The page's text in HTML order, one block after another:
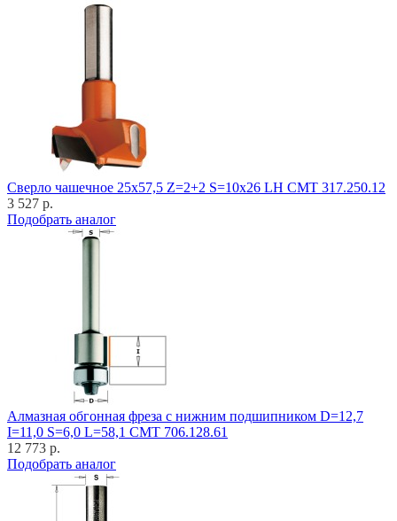
Cверло чашечное 25x57,5 Z=2+2 S=10x26 LH CMT 317.250.12
3 527 р.
Подобрать аналог
Алмазная обгонная фреза с нижним подшипником D=12,7
I=11,0 S=6,0 L=58,1 CMT 706.128.61
12 773 р.
Подобрать аналог